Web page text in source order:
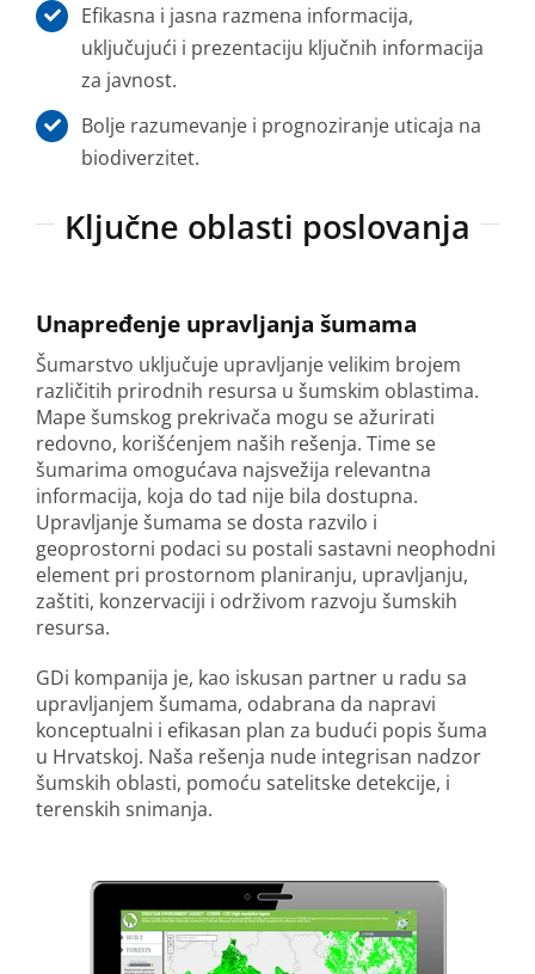
Efikasna i jasna razmena informacija,
uključujući i prezentaciju ključnih informacija
za javnost.
Bolje razumevanje i prognoziranje uticaja na
biodiverzitet.
Ključne oblasti poslovanja
Unapređenje upravljanja šumama
Šumarstvo uključuje upravljanje velikim brojem
različitih prirodnih resursa u šumskim oblastima.
Mape šumskog prekrivača mogu se ažurirati
redovno, korišćenjem naših rešenja. Time se
šumarima omogućava najsvežija relevantna
informacija, koja do tad nije bila dostupna.
Upravljanje šumama se dosta razvilo i
geoprostorni podaci su postali sastavni neophodni
element pri prostornom planiranju, upravljanju,
zaštiti, konzervaciji i održivom razvoju šumskih
resursa.
GDi kompanija je, kao iskusan partner u radu sa
upravljanjem šumama, odabrana da napravi
konceptualni i efikasan plan za budući popis šuma
u Hrvatskoj. Naša rešenja nude integrisan nadzor
šumskih oblasti, pomoću satelitske detekcije, i
terenskih snimanja.